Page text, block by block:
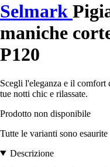
Selmark
maniche
P120
Scegli l'eleganza e il
tue notti chic e rilassate.
Prodotto non disponibile
Tutte le varianti sono esaurite
Descrizione